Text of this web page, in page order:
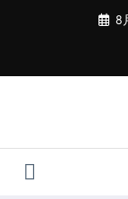
ツ
8